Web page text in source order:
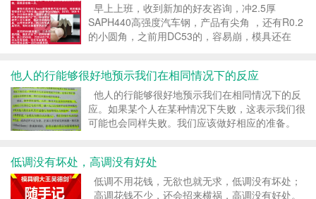
早上上班，收到新加的好友咨询，冲2.5厚
SAPH440高强度汽车钢，产品有尖角 ，还有R0.2
的小圆角，之前用DC53的，容易崩，模具还在
厚汽车钢，材质比较硬...
他人的行能够很好地预示我们在相同情况下的反应
他人的行能够很好地预示我们在相同情况下的反
应。如果某个人在某种情况下失败，这表示我们很
可能也会同样失败。我们应该做好相应的准备。
为的情境压力的影响。 ...
低调没有坏处，高调没有好处
低调不用花钱，无欲也就无求，低调没有坏处；
高调花钱不少，还会招来横祸，高调没有好处。